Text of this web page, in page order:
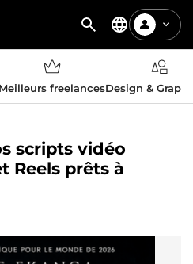
Meilleurs freelancesDesign &
scripts vidéo
Reels prêts à